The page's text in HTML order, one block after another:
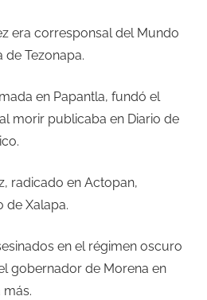
era corresponsal del Mundo
de Tezonapa.
en Papantla, fundó el
morir publicaba en Diario de
radicado en Actopan,
de Xalapa.
en el régimen oscuro
gobernador de Morena en
más.